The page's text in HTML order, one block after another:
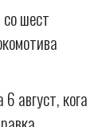
шест
август, кога